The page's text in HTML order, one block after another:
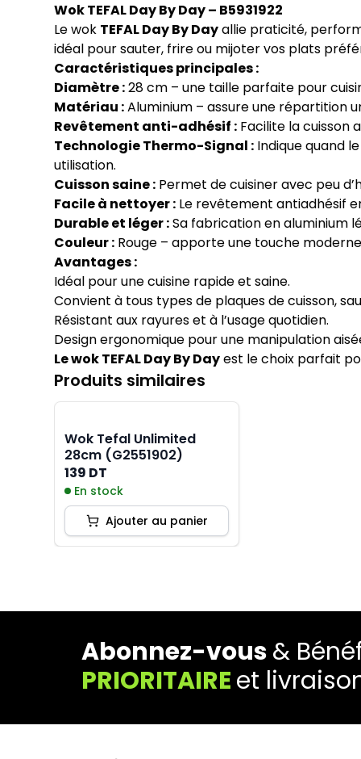
Wok TEFAL Day By Day – B5931922
Le wok TEFAL Day By Dayallie praticité,
idéal pour sauter, frire ou mijoter vos plats
Caractéristiques principales :
Diamètre :28 cm – une taille parfaite pour
Matériau :Aluminium – assure une répartition
Revêtement anti-adhésif : Facilite la cuisson
Technologie Thermo-Signal : Indique quand
utilisation.
Cuisson saine : Permet de cuisiner avec peu
Facile à nettoyer : Le revêtement antiadhésif
Durable et léger :Sa fabrication en aluminium
Couleur : Rouge – apporte une touche
Avantages :
Idéal pour une cuisine rapide et saine.
Convient à tous types de plaques de cuisson,
Résistant aux rayures et à l’usage quotidien.
Design ergonomique pour une manipulation
Le wok TEFAL Day By Dayest le choix parfait
Produits similaires
Wok Tefal Unlimited
28cm (G2551902)
139 DT
En stock
Ajouter au panier
Abonnez-vous&
PRIORITAIREet